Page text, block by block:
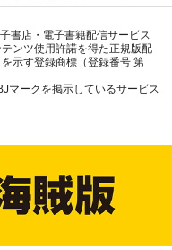
書店・電子書籍配信サービス
ンツ使用許諾を得た正規版配
示す登録商標（登録番号 第
マークを掲示しているサービス